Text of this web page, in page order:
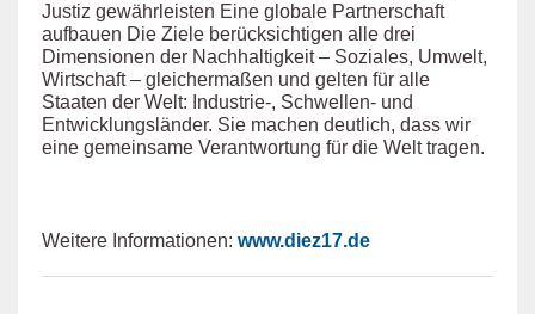
Justiz gewährleisten Eine globale Partnerschaft
aufbauen Die Ziele berücksichtigen alle drei
Dimensionen der Nachhaltigkeit – Soziales, Umwelt,
Wirtschaft – gleichermaßen und gelten für alle
Staaten der Welt: Industrie-, Schwellen- und
Entwicklungsländer. Sie machen deutlich, dass wir
eine gemeinsame Verantwortung für die Welt tragen.
Weitere Informationen: www.diez17.de